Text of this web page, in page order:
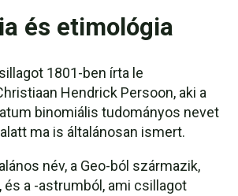
és etimológia
1801-ben írta le
Hendrick Persoon, aki a
binomiális tudományos nevet
ma is általánosan ismert.
név, a Geo-ból származik,
a -astrumból, ami csillagot